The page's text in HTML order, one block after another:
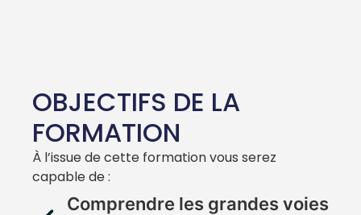
OBJECTIFS DE LA
FORMATION
À l’issue de cette formation vous serez
capable de :
Comprendre les grandes voies